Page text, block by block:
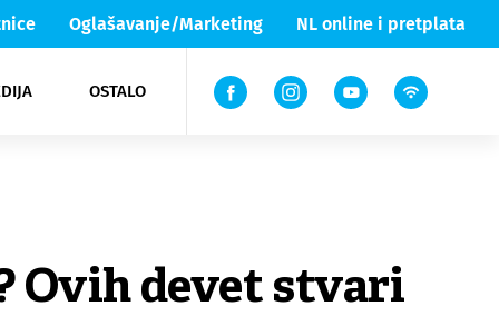
Oglašavanje/Marketing NL online i pretplata
OSTALO
Lika & Senj
TV
Ovih devet stvari